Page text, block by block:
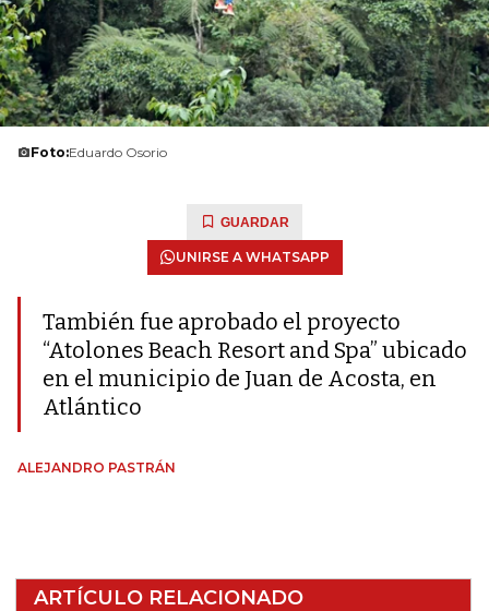
Foto:Eduardo Osorio
GUARDAR
UNIRSE A WHATSAPP
También fue aprobado el proyecto
“Atolones Beach Resort and Spa” ubicado
en el municipio de Juan de Acosta, en
Atlántico
ALEJANDRO PASTRÁN
ARTÍCULO RELACIONADO